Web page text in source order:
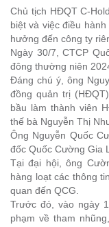
Chủ tịch HĐQT C-
biệt và việc điều
hưởng đến công ty
Ngày 30/7, CTCP
đông thường niên
Đáng chú ý, ông
đồng quản trị
bầu làm thành viên
thế bà Nguyễn Thị
Ông Nguyễn Quốc
đốc Quốc Cường Gia
Tại đại hội, ông
hàng loạt các thông
quan đến QCG.
Trước đó, vào ngày
phạm về tham